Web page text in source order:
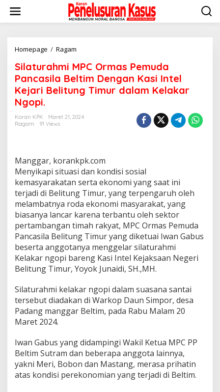
konten
Homepage / Ragam
Ormas
Pemuda
Pancasila
Beltim
Intel
Kelakar
Ngopi.
Silaturahmi MPC Ormas Pemuda
Pancasila Beltim Dengan Kasi Intel
Kejari Belitung Timur dalam Kelakar
Ngopi.
Koran KPK
Maret 21, 2024
Ragam
91 Views
Manggar, korankpk.com
Menyikapi situasi dan kondisi sosial
kemasyarakatan serta ekonomi yang saat ini
terjadi di Belitung Timur, yang terpengaruh oleh
melambatnya roda ekonomi masyarakat, yang
biasanya lancar karena terbantu oleh sektor
pertambangan timah rakyat, MPC Ormas Pemuda
Pancasila Belitung Timur yang diketuai Iwan Gabus
beserta anggotanya menggelar silaturahmi
Kelakar ngopi bareng Kasi Intel Kejaksaan Negeri
Belitung Timur, Yoyok Junaidi, SH.,MH.
Silaturahmi kelakar ngopi dalam suasana santai
tersebut diadakan di Warkop Daun Simpor, desa
Padang manggar Beltim, pada Rabu Malam 20
Maret 2024.
Iwan Gabus yang didampingi Wakil Ketua MPC PP
Beltim Sutram dan beberapa anggota lainnya,
yakni Meri, Bobon dan Mastang, merasa prihatin
atas kondisi perekonomian yang terjadi di Beltim.